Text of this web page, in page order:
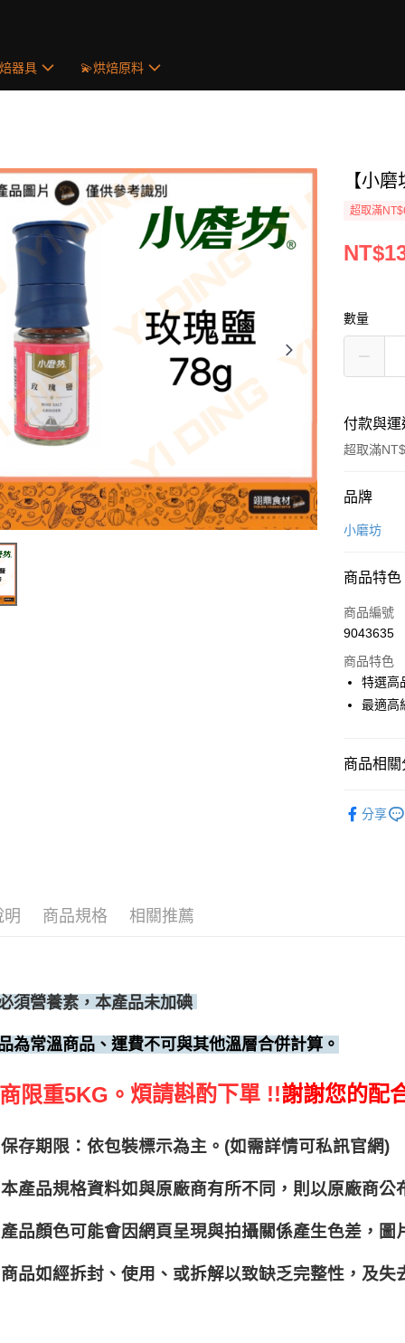
器具 💫烘焙原料
【小
超取滿
數量
付款與運
超取滿
付款方式
信用卡一次
運送方式
• 付款後全
每筆
• 付款後
(請點開選
品牌
小磨坊
商品特色
商品編號
9043635
商品特色
特選高
最適高
商品相關
分享
明 商品規格 相關推薦
須營養素，本產品未加碘
為常溫商品、運費不可與其他溫層合併計算。
限重5KG。 煩請斟酌下單 !!謝謝您的配
保存期限：依包裝標示為主。(如需詳情可私訊官網)
本產品規格資料如與原廠商有所不同，則以原廠商公
產品顏色可能會因網頁呈現與拍攝關係產生色差，圖
商品如經拆封、使用、或拆解以致缺乏完整性，及失